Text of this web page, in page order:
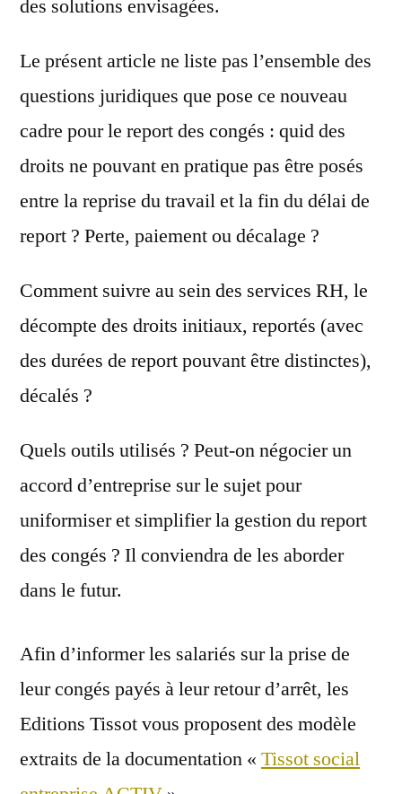
des solutions envisagées.
Le présent article ne liste pas l’ensemble des
questions juridiques que pose ce nouveau
cadre pour le report des congés : quid des
droits ne pouvant en pratique pas être posés
entre la reprise du travail et la fin du délai de
report ? Perte, paiement ou décalage ?
Comment suivre au sein des services RH, le
décompte des droits initiaux, reportés (avec
des durées de report pouvant être distinctes),
décalés ?
Quels outils utilisés ? Peut-on négocier un
accord d’entreprise sur le sujet pour
uniformiser et simplifier la gestion du report
des congés ? Il conviendra de les aborder
dans le futur.
Afin d’informer les salariés sur la prise de
leur congés payés à leur retour d’arrêt, les
Editions Tissot vous proposent des modèle
extraits de la documentation « Tissot social